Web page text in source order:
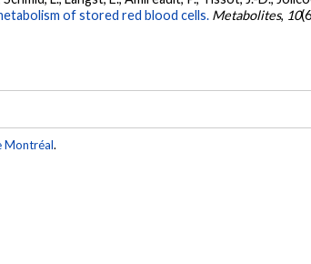
of stored red blood cells. Metabolites, 10
Montréal.